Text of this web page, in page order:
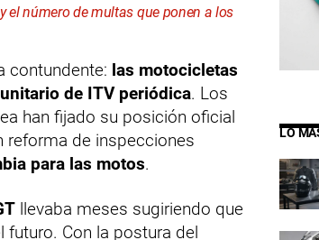
el número de multas que ponen a los
contundente: las motocicletas
de ITV periódica. Los
han fijado su posición oficial
reforma de inspecciones
para las motos.
llevaba meses sugiriendo que
Con la postura del
LO